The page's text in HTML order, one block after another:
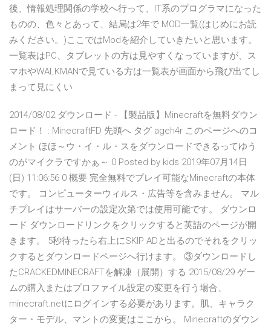
後、情報処理関係の学校へ行って、IT系のプログラマになった
ものの、色々とあって、結局は2年で MOD一覧(はじめにお読
みください。)ここではModを紹介していきたいと思います。
一覧表はPC、タブレットの方は見やすくなっていますが、ス
マホやWALKMANで見ている方は一覧表が画面から飛び出てし
まって見にくい
2014/08/02 ダウンロード - 【製品版】Minecraftを無料ダウン
ロード！ : MinecraftFD 先頭へ タグ ageh4r このページへのコ
メント ほほ～ウ・イ・ル・スをダウンロードできるってゆう
のがマイクラですかぁ～ 0 Posted by kids 2019年07月14日
(日) 11:06:56 0 概要 完全無料でプレイ可能なMinecraftの本体
です。 コンピューターウィルス・広告等を含みません。 マル
チプレイはサーバーの設定次第では使用可能です。 ダウンロ
ード ダウンロードリンクをクリックすると英語のページが開
きます。 5秒待ったら右上にSKIP ADと出るのでそれをクリッ
クするとダウンロードページへ行けます。 ③ダウンロードし
たCRACKEDMINECRAFTを解凍（展開）する 2015/08/29 ゲー
ムの購入またはプロファイル設定の変更を行う場合、
minecraft.netにログインする必要があります。肌、キャラク
ター・モデル、マントの変更はここから。 Minecraftのダウン